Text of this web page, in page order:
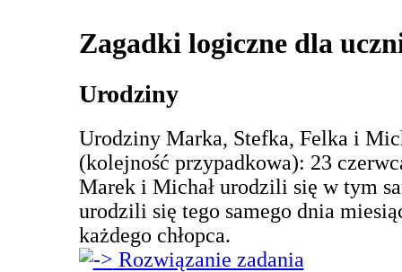
Zagadki logiczne dla
Urodziny
Urodziny Marka, Stefka, Felka i
(kolejność przypadkowa): 23
Marek i Michał urodzili się w tym
urodzili się tego samego dnia
każdego chłopca.
Rozwiązanie zadania